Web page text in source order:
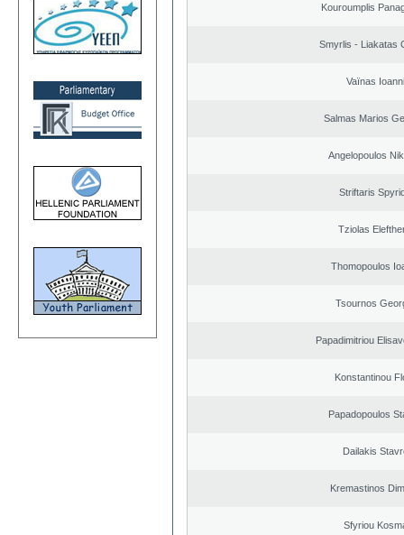
Kouroumplis
Smyrlis - Liakatas
Vaïnas
Salmas Marios
Angelopoulos
Striftaris
Tziolas
Thomopoulos
Tsournos
Papadimitriou
Konstantinou
Papadopoulos
Dailakis
Kremastinos
Sfyriou